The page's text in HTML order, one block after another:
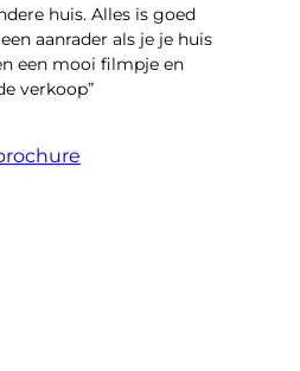
huis. Alles is goed
aanrader als je je huis
een mooi filmpje en
verkoop”